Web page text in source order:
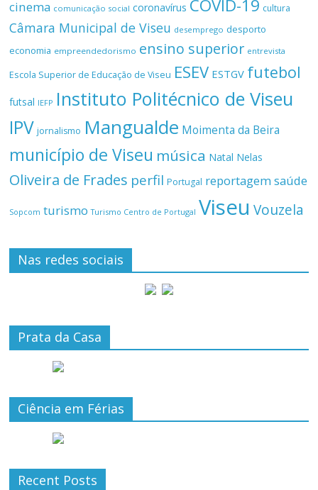
cinema comunicação social coronavírus COVID-19 cultura
Câmara Municipal de Viseu desemprego desporto
economia empreendedorismo ensino superior entrevista
Escola Superior de Educação de Viseu ESEV ESTGV futebol
futsal IEFP Instituto Politécnico de Viseu
IPV jornalismo Mangualde Moimenta da Beira
município de Viseu música Natal Nelas
Oliveira de Frades perfil Portugal reportagemsaúde
Sopcom turismo Turismo Centro de Portugal Viseu Vouzela
Nas redes sociais
Prata da Casa
Ciência em Férias
Recent Posts